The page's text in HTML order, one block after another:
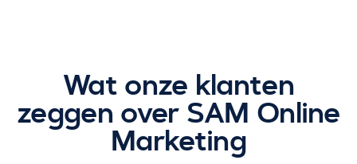
Wat onze klanten
zeggen over SAM Online
Marketing